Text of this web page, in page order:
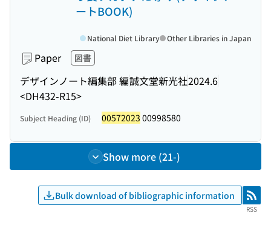
ートBOOK)
Paper 図書
デザインノート編集部 編誠文堂新光社2024.6
<DH432-R15>
National Diet Library Other Libraries in Japan
Subject Heading (ID) 00572023 00998580
Show more (21-)
Bulk download of bibliographic information RSS
RSS